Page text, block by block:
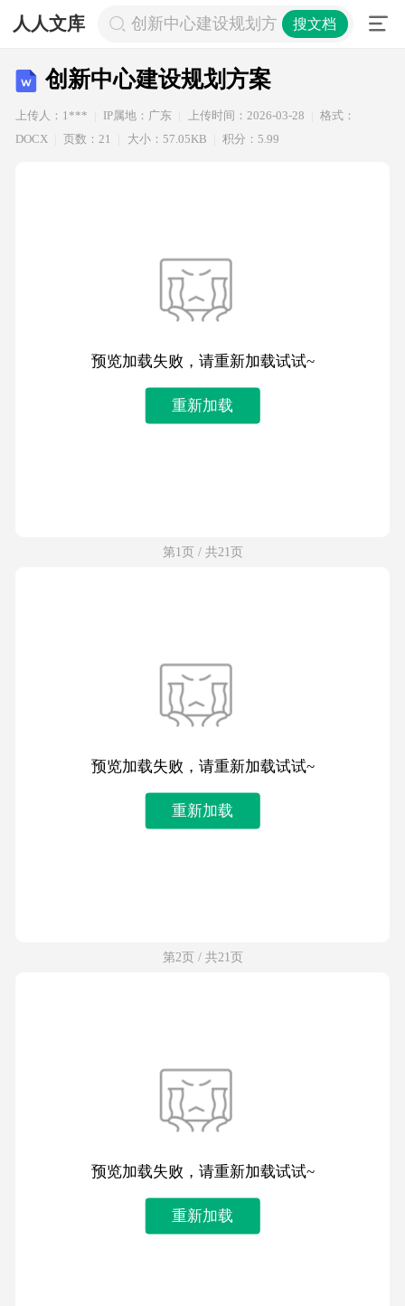
人人文库 创新中心建设规划方案搜文档
创新中心建设规划方案
上传人：1*** IP属地：广东 上传时间：2026-03-28
格式：
DOCX
页数：21 大小：57.05KB 积分：5.99
预览加载失败，请重新加载试试~
重新加载
第1页 / 共21页
预览加载失败，请重新加载试试~
重新加载
第2页 / 共21页
预览加载失败，请重新加载试试~
重新加载